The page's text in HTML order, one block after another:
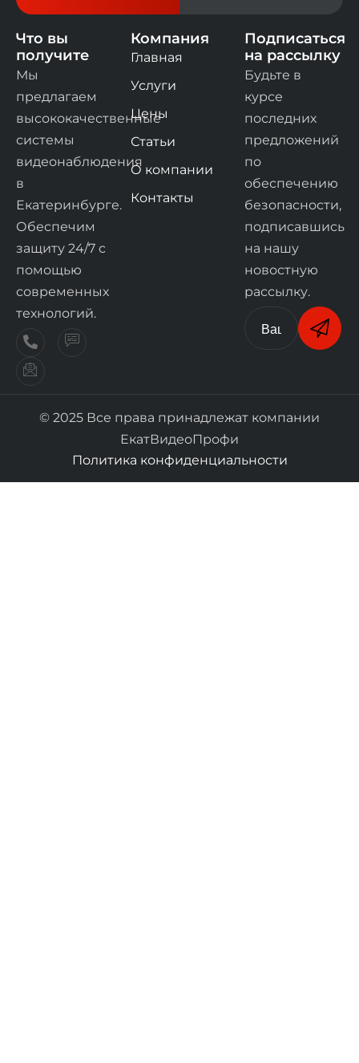
Что вы
получите
Мы
предлагаем
высококачественные
системы
видеонаблюдения
в
Екатеринбурге.
Обеспечим
защиту 24/7 с
помощью
современных
технологий.
Компания
Главная
Услуги
Цены
Статьи
О компании
Контакты
Подписаться
на рассылку
Будьте в
курсе
последних
предложений
по
обеспечению
безопасности,
подписавшись
на нашу
новостную
рассылку.
© 2025 Все права принадлежат компании
ЕкатВидеоПрофи
Политика конфиденциальности